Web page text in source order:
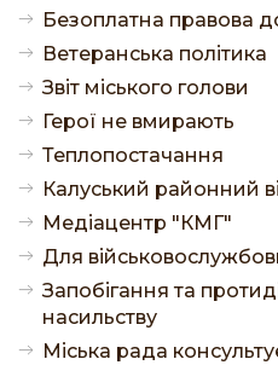
Безоплатна правова
Ветеранська політика
Звіт міського голови
Герої не вмирають
Теплопостачання
Калуський районний
Медіацентр "КМГ"
Для
Запобігання та
насильству
Міська рада